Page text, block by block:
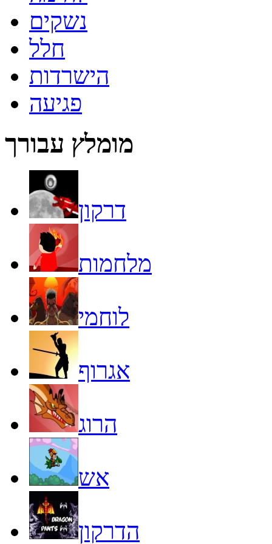
נשקים
חלל
הישרדות
פגיעה
מומלץ עבורך
דרקון
מלחמות
לוחמי
אגרוף
הרוג
אש
הדרקון